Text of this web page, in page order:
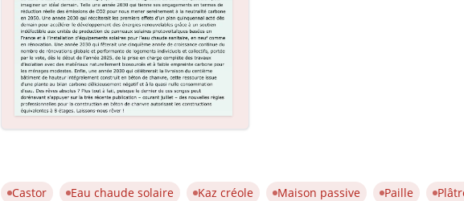
Castor Eau chaude solaire Kaz créole Maison passive Paille